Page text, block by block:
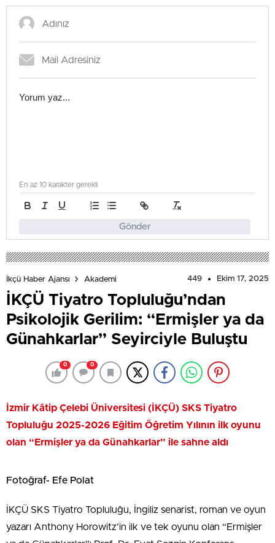
Gönder
En az 10 karakter gerekli
İkçü Haber Ajansı Akademi 449 Ekim 17, 2025
İKÇÜ Tiyatro Topluluğu’ndan
Psikolojik Gerilim: “Ermişler ya da
Günahkarlar” Seyirciyle Buluştu
0 0
İzmir Kâtip Çelebi Üniversitesi (İKÇÜ) SKS Tiyatro
Topluluğu 2025-2026 Eğitim Öğretim Yılının ilk oyunu
olan “Ermişler ya da Günahkarlar” ile sahne aldı
Fotoğraf- Efe Polat
İKÇÜ SKS Tiyatro Topluluğu, İngiliz senarist, roman ve oyun
yazarı Anthony Horowitz’in ilk ve tek oyunu olan “Ermişler